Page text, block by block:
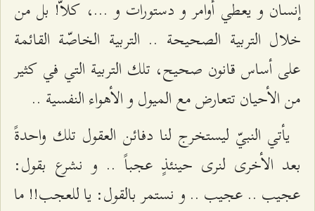
إنسان و يعطي أوامر و دستورات و ...، كلاّ! بل من
خلال التربية الصحيحة .. التربية الخاصّة القائمة
على أساس قانون صحيح، تلك التربية التي في كثير
من الأحيان تتعارض مع الميول و الأهواء النفسية ..
يأتي النبيّ ليستخرج لنا دفائن العقول تلك واحدةً
بعد الأخرى لنرى حينئذٍ عجباً .. و نشرع بقول:
عجيب .. عجيب .. و نستمر بالقول: يا للعجب!! ما